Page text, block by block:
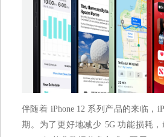
伴随着 iPhone 12 系列产品的来临，
期。为了更好地减少 5G 功能损耗，